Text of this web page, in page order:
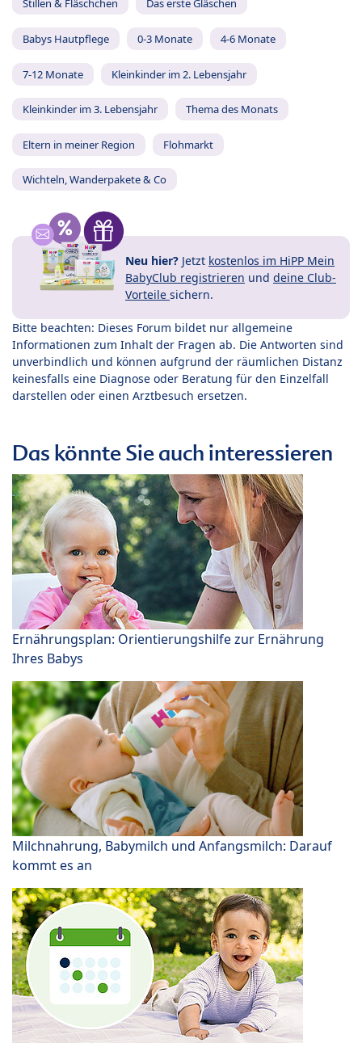
Stillen & Fläschchen Das erste Gläschen
Babys Hautpflege 0-3 Monate 4-6 Monate
7-12 Monate Kleinkinder im 2. Lebensjahr
Kleinkinder im 3. Lebensjahr Thema des Monats
Eltern in meiner Region Flohmarkt
Wichteln, Wanderpakete & Co
Neu hier? Jetzt kostenlos im HiPP Mein
BabyClub registrieren und deine Club-
Vorteile sichern.
Bitte beachten: Dieses Forum bildet nur allgemeine
Informationen zum Inhalt der Fragen ab. Die Antworten sind
unverbindlich und können aufgrund der räumlichen Distanz
keinesfalls eine Diagnose oder Beratung für den Einzelfall
darstellen oder einen Arztbesuch ersetzen.
Das könnte Sie auch interessieren
Ernährungsplan: Orientierungshilfe zur Ernährung
Ihres Babys
Milchnahrung, Babymilch und Anfangsmilch: Darauf
kommt es an